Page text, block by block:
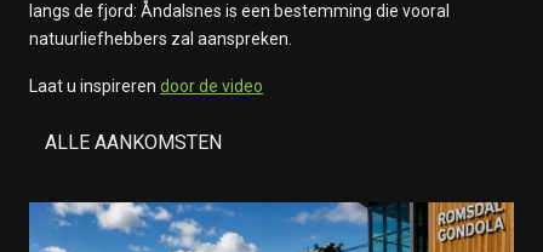
langs de fjord: Åndalsnes is een bestemming die vooral
natuurliefhebbers zal aanspreken.
Laat u inspireren door de video
ALLE AANKOMSTEN